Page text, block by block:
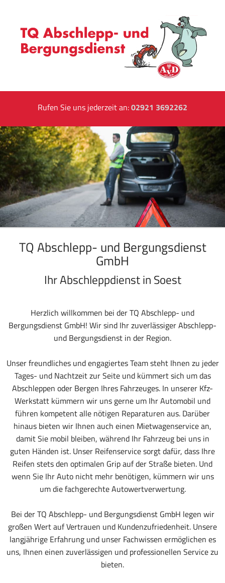
Rufen Sie uns jederzeit an:02921 3692262
TQ Abschlepp- und Bergungsdienst
GmbH
Ihr Abschleppdienst in Soest
Herzlich willkommen bei der TQ Abschlepp- und
Bergungsdienst GmbH! Wir sind Ihr zuverlässiger Abschlepp-
und Bergungsdienst in der Region.
Unser freundliches und engagiertes Team steht Ihnen zu jeder
Tages- und Nachtzeit zur Seite und kümmert sich um das
Abschleppen oder Bergen Ihres Fahrzeuges. In unserer Kfz-
Werkstatt kümmern wir uns gerne um Ihr Automobil und
führen kompetent alle nötigen Reparaturen aus. Darüber
hinaus bieten wir Ihnen auch einen Mietwagenservice an,
damit Sie mobil bleiben, während Ihr Fahrzeug bei uns in
guten Händen ist. Unser Reifenservice sorgt dafür, dass Ihre
Reifen stets den optimalen Grip auf der Straße bieten. Und
wenn Sie Ihr Auto nicht mehr benötigen, kümmern wir uns
um die fachgerechte Autowertverwertung.
Bei der TQ Abschlepp- und Bergungsdienst GmbH legen wir
großen Wert auf Vertrauen und Kundenzufriedenheit. Unsere
langjährige Erfahrung und unser Fachwissen ermöglichen es
uns, Ihnen einen zuverlässigen und professionellen Service zu
bieten.